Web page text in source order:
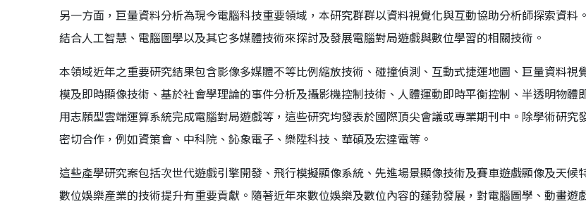
另一方面，巨量資料分析為現今電腦科技重要領域，本研究群群以資料視覺化與互動協助分析師探索資
結合人工智慧、電腦圖學以及其它多媒體技術來探討及發展電腦對局遊戲與數位學習的相關技術。
本領域近年之重要研究結果包含影像多媒體不等比例縮放技術、碰撞偵測、互動式捷運地圖、巨量資料
模及即時顯像技術、基於社會學理論的事件分析及攝影機控制技術、人體運動即時平衡控制、半透明物
用志願型雲端運算系統完成電腦對局遊戲等，這些研究均發表於國際頂尖會議或專業期刊中。除學術研
密切合作，例如資策會、中科院、鈊象電子、樂陞科技、華碩及宏達電等。
這些產學研究案包括次世代遊戲引擎開發、飛行模擬顯像系統、先進場景顯像技術及賽車遊戲顯像及天
數位娛樂產業的技術提升有重要貢獻。隨著近年來數位娛樂及數位內容的蓬勃發展，對電腦圖學、動畫